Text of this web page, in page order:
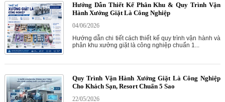
Hướng Dẫn Thiết Kế Phân Khu & Quy Trình Vận
Hành Xưởng Giặt Là Công Nghiệp
04/06/2026
Hướng dẫn chi tiết cách thiết kế quy trình vận hành và
phân khu xưởng giặt là công nghiệp chuẩn 1...
Quy Trình Vận Hành Xưởng Giặt Là Công Nghiệp
Cho Khách Sạn, Resort Chuẩn 5 Sao
22/05/2026